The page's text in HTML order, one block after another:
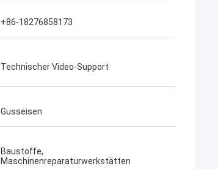
+86-18276858173
Technischer Video-Support
Gusseisen
Baustoffe,
Maschinenreparaturwerkstätten